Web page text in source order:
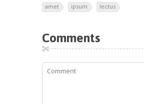
amet ipsum lectus
Comments